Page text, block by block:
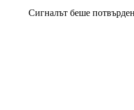
Сигналът беше